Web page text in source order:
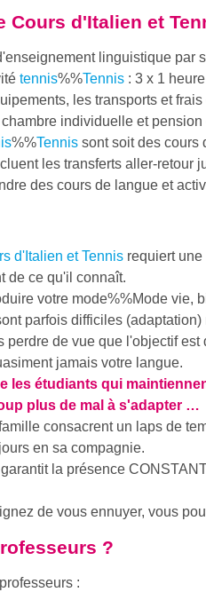
Cours d'Italien et
linguistique par
tennis%%Tennis : 3 x 1
les transports et
chambre individuelle et
%%Tennis sont soit des cours
les transferts aller-retour
des cours de langue et
d'Italien et Tennis requiert
de ce qu'il connaît.
votre mode%%Mode vie,
parfois difficiles
perdre de vue que l'objectif
jamais votre langue.
les étudiants qui
plus de mal à s'adapter …
consacrent un laps de
en sa compagnie.
la présence
de vous ennuyer, vous
?
: